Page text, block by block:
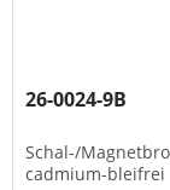
26-0024-9B
Schal-/
cadmium-bleifrei